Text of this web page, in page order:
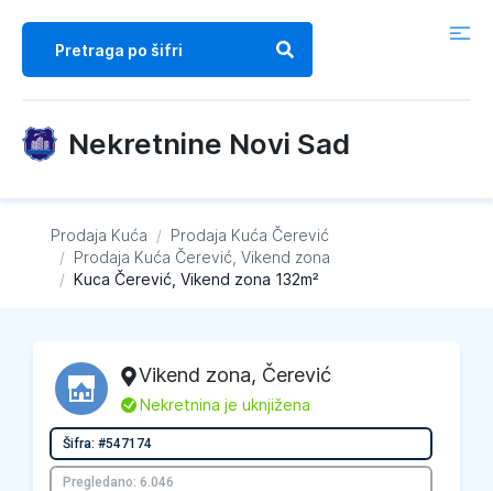
Nekretnine Novi Sad
Prodaja Kuća / Prodaja Kuća Čerević
/ Prodaja Kuća Čerević, Vikend zona
/ Kuca Čerević, Vikend zona 132m²
Vikend zona, Čerević
L Nekretnina je uknjižena
Šifra: #547174
Pregledano: 6.046